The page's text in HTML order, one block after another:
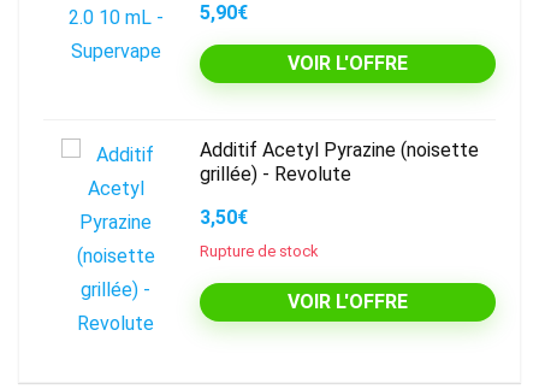
5,90€
VOIR L'OFFRE
Additif Acetyl Pyrazine (noisette
grillée) - Revolute
3,50€
Rupture de stock
VOIR L'OFFRE